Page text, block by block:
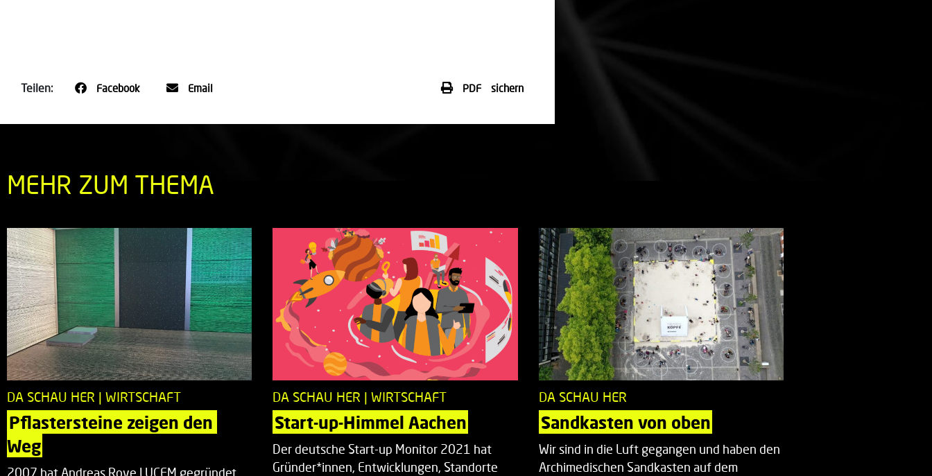
Teilen: Facebook Email PDF sichern
MEHR ZUM THEMA
DA SCHAU HER | WIRTSCHAFT
Pflastersteine zeigen den
Weg
DA SCHAU HER | WIRTSCHAFT
Start-up-Himmel Aachen
Der deutsche Start-up Monitor 2021 hat
Gründer*innen, Entwicklungen, Standorte
DA SCHAU HER
Sandkasten von oben
Wir sind in die Luft gegangen und haben den
Archimedischen Sandkasten auf dem